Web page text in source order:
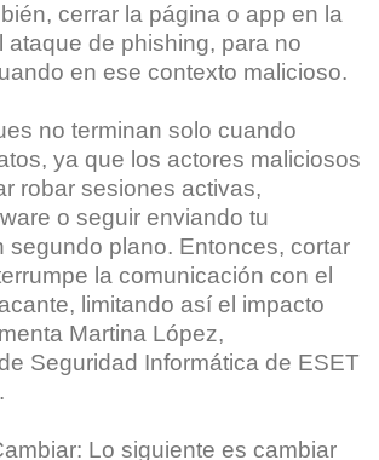
cerrar la página o app en la
ataque de phishing, para no
en ese contexto malicioso.
no terminan solo cuando
ya que los actores maliciosos
robar sesiones activas,
o seguir enviando tu
segundo plano. Entonces, cortar
la comunicación con el
limitando así el impacto
Martina López,
Seguridad Informática de ESET
Lo siguiente es cambiar